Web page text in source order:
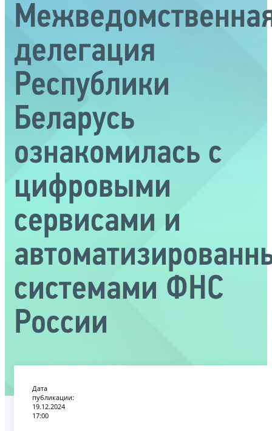
делегация
Республики
Беларусь
ознакомилась с
цифровыми
сервисами и
системами ФНС
России
Дата
публикации:
19.12.2024
17:00